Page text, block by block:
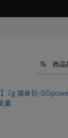
商